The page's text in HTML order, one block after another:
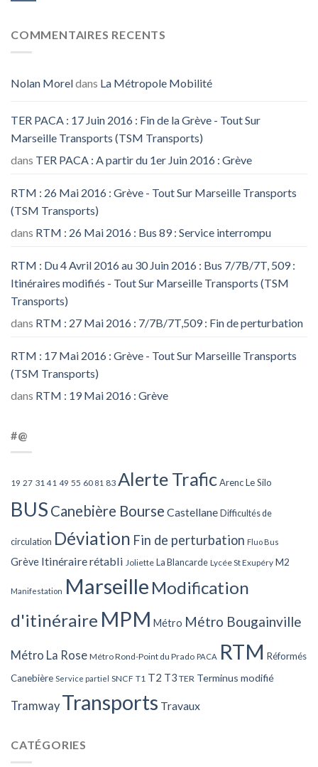
COMMENTAIRES RECENTS
Nolan Moreldans La Métropole Mobilité
TER PACA : 17 Juin 2016 : Fin de la Grève - Tout Sur
Marseille Transports (TSM Transports)
dans TER PACA : A partir du 1er Juin 2016 : Grève
RTM : 26 Mai 2016 : Grève - Tout Sur Marseille Transports
(TSM Transports)
dans RTM : 26 Mai 2016 : Bus 89 : Service interrompu
RTM : Du 4 Avril 2016 au 30 Juin 2016 : Bus 7/7B/7T, 509 :
Itinéraires modifiés - Tout Sur Marseille Transports (TSM
Transports)
dans RTM : 27 Mai 2016 : 7/7B/7T,509 : Fin de perturbation
RTM : 17 Mai 2016 : Grève - Tout Sur Marseille Transports
(TSM Transports)
dans RTM : 19 Mai 2016 : Grève
#@
19 27 31 41 49 55 60 81 83 Alerte TraficArenc Le Silo
BUS Canebière Bourse Castellane Difficultés de
circulation Déviation Fin de perturbation Fluo Bus
Grève Itinéraire rétabli Joliette La Blancarde Lycée St Exupéry M2
Manifestation Marseille Modification
d'itinéraire MPM Métro Métro Bougainville
Métro La Rose Métro Rond-Point du Prado PACA RTM Réformés
Canebière Service partiel SNCF T1 T2 T3 TER Terminus modifié
Tramway Transports Travaux
CATÉGORIES